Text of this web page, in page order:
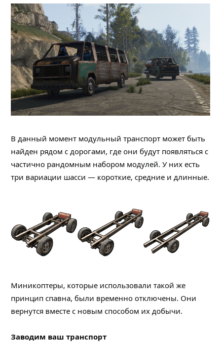
В данный момент модульный транспорт может быть
найден рядом с дорогами, где они будут появляться с
частично рандомным набором модулей. У них есть
три вариации шасси — короткие, средние и длинные.
Миникоптеры, которые использовали такой же
принцип спавна, были временно отключены. Они
вернутся вместе с новым способом их добычи.
Заводим ваш транспорт